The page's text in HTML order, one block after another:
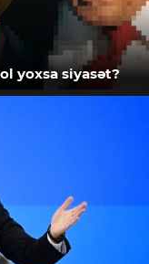
yoxsa siyasət?